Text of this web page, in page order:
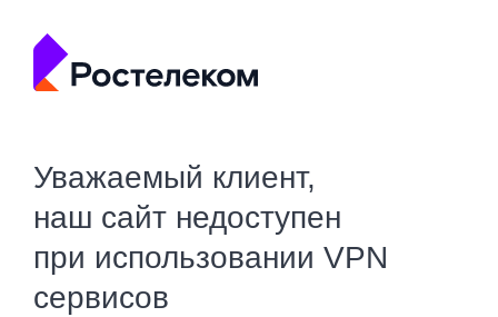
Уважаемый клиент,
наш сайт недоступен
при использовании VPN
сервисов